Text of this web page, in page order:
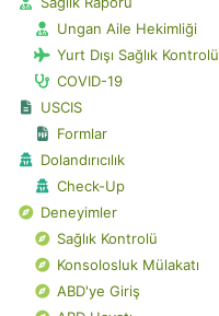
Ungan Aile Hekimliği
Yurt Dışı Sağlık Kontrolü
COVID-19
USCIS
Formlar
Dolandırıcılık
Check-Up
Deneyimler
Sağlık Kontrolü
Konsolosluk Mülakatı
ABD'ye Giriş